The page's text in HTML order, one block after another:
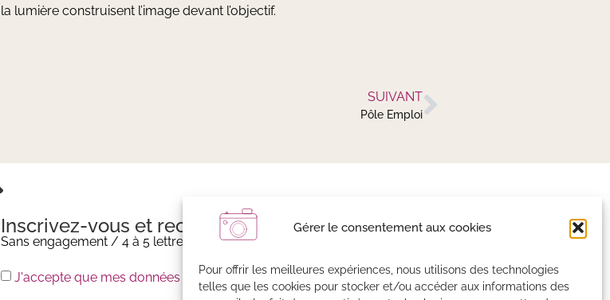
Gérer le consentement aux cookies
Pour offrir les meilleures expériences, nous utilisons des technologies
telles que les cookies pour stocker et/ou accéder aux informations des
la lumière construisent l’image devant l’objectif.
SUIVANT
Pôle Emploi
Inscrivez-vous et recevez mon actualité
Sans engagement / 4 à 5 lettres par an
J'accepte que mes données soient enregistrées par MailChimp